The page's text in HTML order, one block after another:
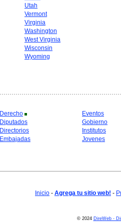
Utah
Vermont
Virginia
Washington
West Virginia
Wisconsin
Wyoming
Derecho
Diputados
Directorios
Embajadas
Eventos
Gobierno
Institutos
Jovenes
Inicio - Agrega tu sitio web! -
© 2024 DireWeb -